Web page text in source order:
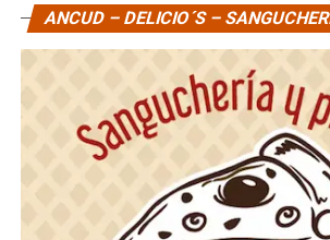
ANCUD – DELICIO´S –